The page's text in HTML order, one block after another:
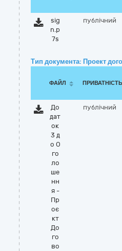
sig
n.p
7s
публічний
Тип документа: Проект
ФАЙЛ ПРИВАТНІСТЬ
До
дат
ок
3 д
о О
го
ло
ше
нн
я -
Пр
оє
кт
До
го
во
публічний